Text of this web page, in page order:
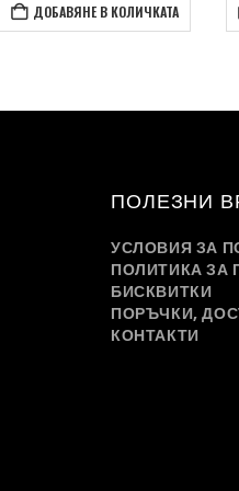
ДОБАВЯНЕ В КОЛИЧКАТА
ПОЛЕЗНИ
УСЛОВИЯ ЗА
ПОЛИТИКА ЗА
БИСКВИТКИ
ПОРЪЧКИ,
КОНТАКТИ